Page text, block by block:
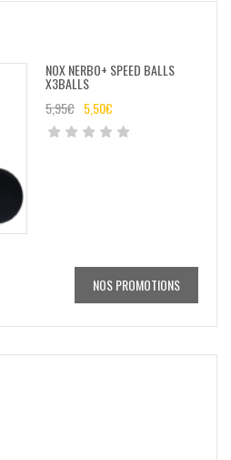
NOX NERBO+ SPEED BALLS
X3BALLS
5,95€ 5,50€
NOS PROMOTIONS